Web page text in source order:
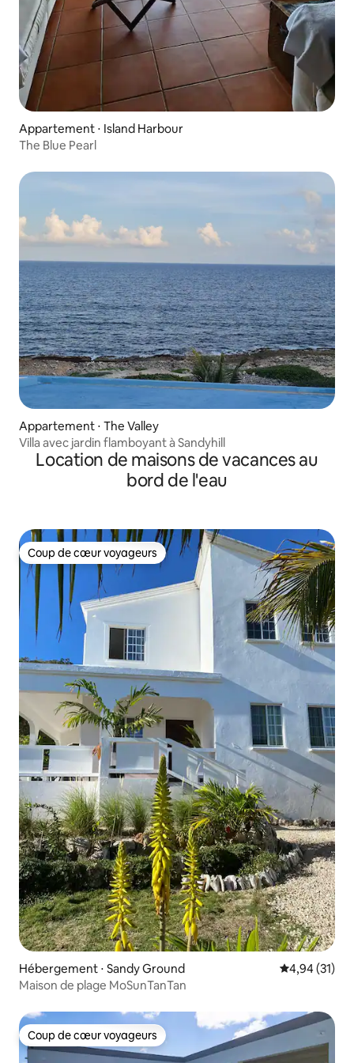
Appartement ⋅ Island Harbour
The Blue Pearl
Appartement ⋅ The Valley
Villa avec jardin flamboyant à Sandyhill
Location de maisons de vacances au
bord de l'eau
Coup de cœur voyageurs
Coup de cœur voyageurs
Hébergement ⋅ Sandy Ground Évaluation
4,94 (31)
Maison de plage MoSunTanTan
Coup de cœur voyageurs
Coup de cœur voyageurs